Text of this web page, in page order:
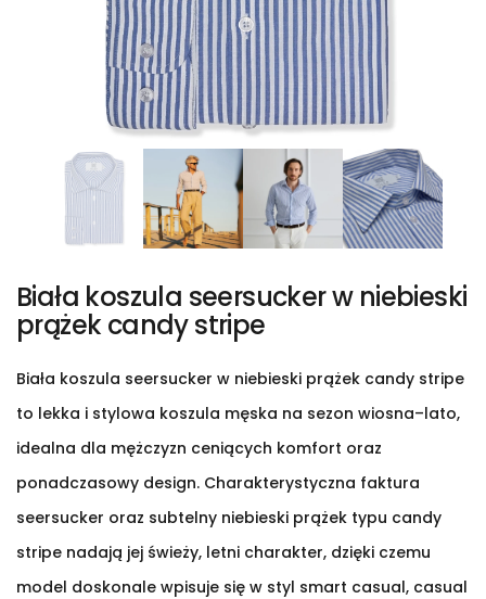
Biała koszula seersucker w niebieski
prążek candy stripe
Biała koszula seersucker w niebieski prążek candy stripe
to lekka i stylowa koszula męska na sezon wiosna–lato,
idealna dla mężczyzn ceniących komfort oraz
ponadczasowy design. Charakterystyczna faktura
seersucker oraz subtelny niebieski prążek typu candy
stripe nadają jej świeży, letni charakter, dzięki czemu
model doskonale wpisuje się w styl smart casual, casual